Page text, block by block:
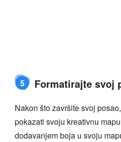
5 Formatirajte svoj
Nakon što završite svoj
pokazati svoju kreativnu
dodavanjem boja u svoju